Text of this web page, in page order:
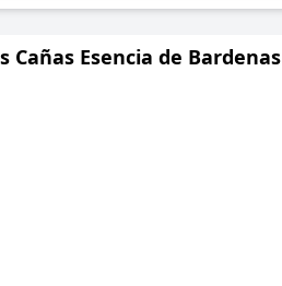
Esencia de Bardenas